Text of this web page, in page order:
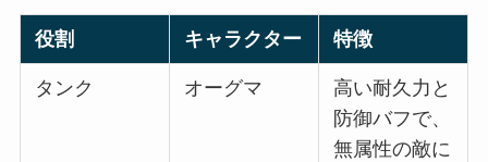
役割 キャラクター 特徴
タンク オーグマ
高い耐久力と
防御バフで、
無属性の敵に